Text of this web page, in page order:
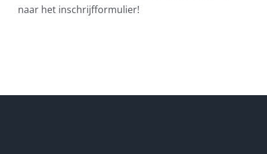
naar het inschrijfformulier!